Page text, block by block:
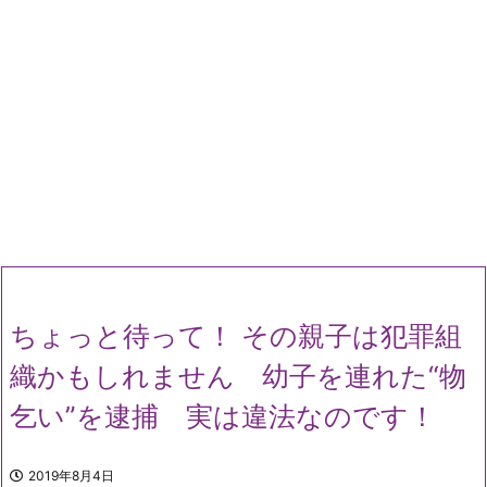
ちょっと待って！ その親子は犯罪組
織かもしれません 幼子を連れた“物
乞い”を逮捕 実は違法なのです！
2019年8月4日